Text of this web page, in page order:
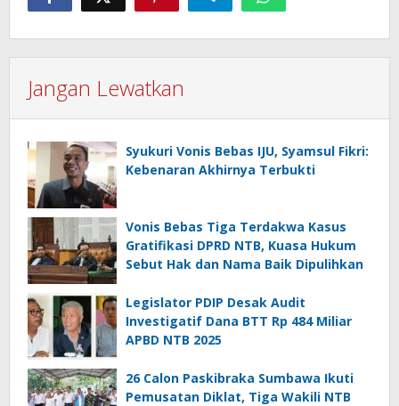
Jangan Lewatkan
Syukuri Vonis Bebas IJU, Syamsul Fikri:
Kebenaran Akhirnya Terbukti
Vonis Bebas Tiga Terdakwa Kasus
Gratifikasi DPRD NTB, Kuasa Hukum
Sebut Hak dan Nama Baik Dipulihkan
Legislator PDIP Desak Audit
Investigatif Dana BTT Rp 484 Miliar
APBD NTB 2025
26 Calon Paskibraka Sumbawa Ikuti
Pemusatan Diklat, Tiga Wakili NTB